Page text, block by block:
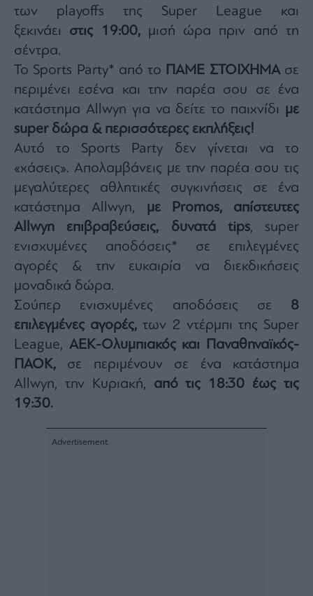
Mononews100
Εγγραφείτε
στο
Newsletter
του
mononews.gr
By
submitting
your
email,
you
agree
to
our
and
Privacy
Notice.
You
can
opt
at
any
time.
This
των playoffs της Super League και
ξεκινάει στις 19:00,μισή ώρα πριν από τη
σέντρα.
Το Sports Party* από το ΠΑΜΕ ΣΤΟΙΧΗΜΑσε
περιμένει εσένα και την παρέα σου σε ένα
κατάστημα Allwyn για να δείτε το παιχνίδι με
super δώρα & περισσότερες εκπλήξεις!
Αυτό το Sports Party δεν γίνεται να το
«χάσεις». Απολαμβάνεις με την παρέα σου τις
μεγαλύτερες αθλητικές συγκινήσεις σε ένα
κατάστημα Allwyn, με Promos, απίστευτες
Allwyn επιβραβεύσεις, δυνατά tips, super
ενισχυμένες αποδόσεις* σε επιλεγμένες
αγορές & την ευκαιρία να διεκδικήσεις
μοναδικά δώρα.
Σούπερ ενισχυμένες αποδόσεις
σε 8
επιλεγμένες αγορές, των 2 ντέρμπι της Super
League, ΑΕΚ-Ολυμπιακός και Παναθηναϊκός-
ΠΑΟΚ, σε περιμένουν σε ένα κατάστημα
Allwyn, την Κυριακή, από τις 18:30 έως τις
19:30.